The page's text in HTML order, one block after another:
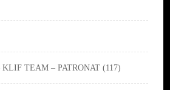
TEAM – PATRONAT (117)